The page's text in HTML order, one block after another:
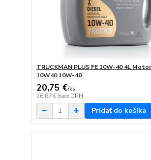
TRUCKMAN PLUS FE 10W-40 4L
10W40 10W-40
20,75 €/ks
16,87 € bez DPH
Pridať do košíka